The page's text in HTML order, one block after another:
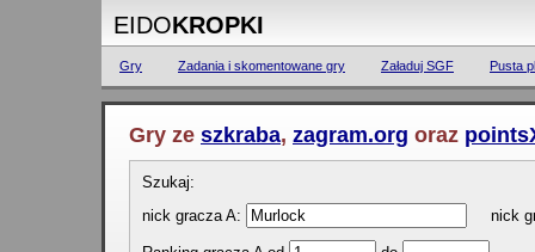
EIDOKROPKI
Gry Zadania i skomentowane gry Załaduj SGF Pusta
Gry ze szkraba, zagram.org oraz
Szukaj:
nick gracza A:
nick